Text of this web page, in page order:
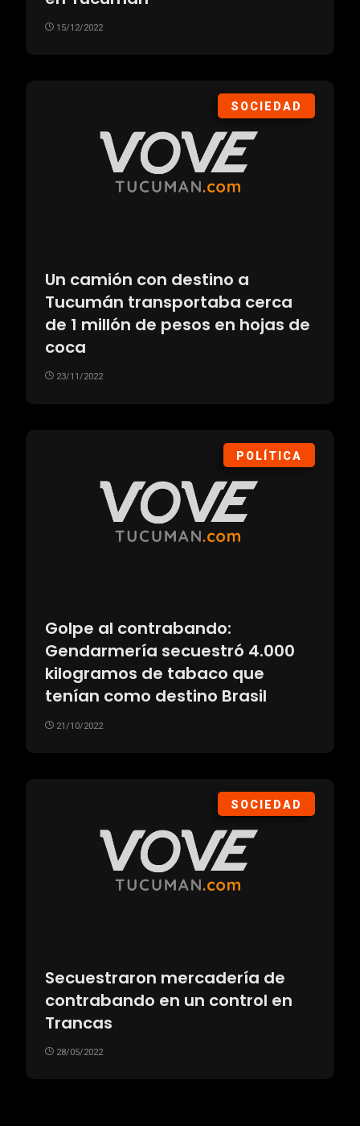
15/12/2022
SOCIEDAD
Un camión con destino a
Tucumán transportaba cerca
de 1 millón de pesos en hojas de
coca
23/11/2022
POLÍTICA
Golpe al contrabando:
Gendarmería secuestró 4.000
kilogramos de tabaco que
tenían como destino Brasil
21/10/2022
SOCIEDAD
Secuestraron mercadería de
contrabando en un control en
Trancas
28/05/2022